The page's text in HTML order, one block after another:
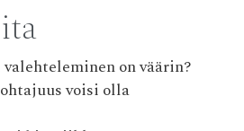
on väärin?
voisi olla